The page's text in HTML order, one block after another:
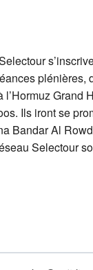
plénières,
l’Hormuz
Ils iront se
Bandar Al
Selectour